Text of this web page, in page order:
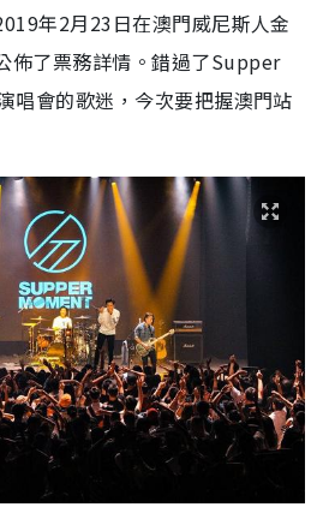
年2月23日在澳門威尼斯人金
佈了票務詳情。錯過了Supper
唱會的歌迷，今次要把握澳門站